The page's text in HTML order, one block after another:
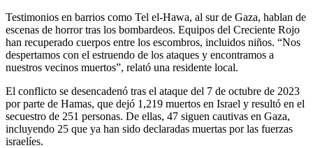
Testimonios en barrios como Tel el-Hawa, al sur de Gaza, hablan de
escenas de horror tras los bombardeos. Equipos del Creciente Rojo
han recuperado cuerpos entre los escombros, incluidos niños. “Nos
despertamos con el estruendo de los ataques y encontramos a
nuestros vecinos muertos”, relató una residente local.
El conflicto se desencadenó tras el ataque del 7 de octubre de 2023
por parte de Hamas, que dejó 1,219 muertos en Israel y resultó en el
secuestro de 251 personas. De ellas, 47 siguen cautivas en Gaza,
incluyendo 25 que ya han sido declaradas muertas por las fuerzas
israelíes.